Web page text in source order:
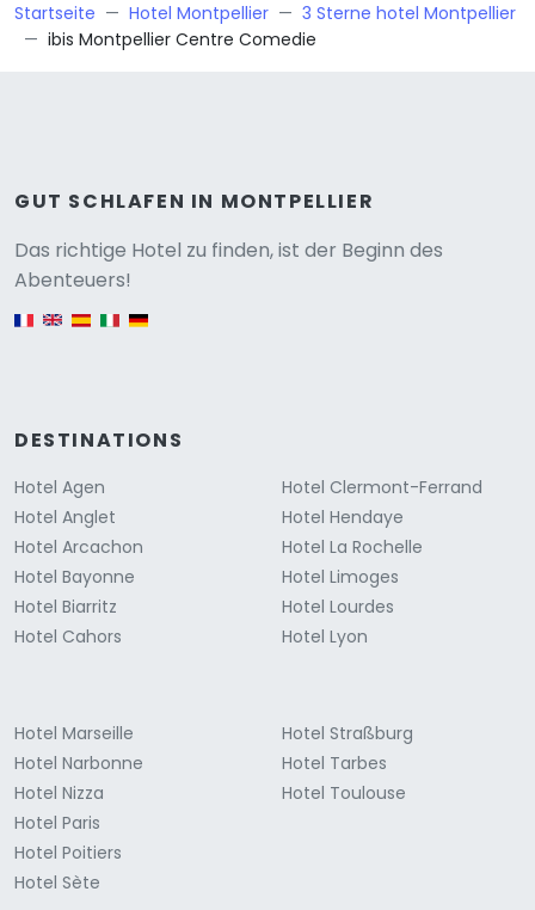
Startseite Hotel Montpellier
3 Sterne hotel Montpellier
ibis Montpellier Centre Comedie
GUT SCHLAFEN IN MONTPELLIER
Das richtige Hotel zu finden, ist der Beginn des
Abenteuers!
English version
DESTINATIONS
Hotel Agen
Hotel Anglet
Hotel Arcachon
Hotel Bayonne
Hotel Biarritz
Hotel Cahors
Hotel Clermont-Ferrand
Hotel Hendaye
Hotel La Rochelle
Hotel Limoges
Hotel Lourdes
Hotel Lyon
Hotel Marseille
Hotel Narbonne
Hotel Nizza
Hotel Paris
Hotel Poitiers
Hotel Sète
Hotel Straßburg
Hotel Tarbes
Hotel Toulouse